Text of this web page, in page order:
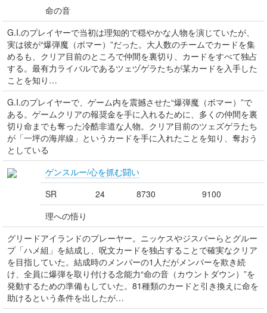
命の音
G.I.のプレイヤーで当初は理知的で穏やかな人物を演じていたが、
実は彼が“爆弾魔（ボマー）”だった。大人数のチームでカードを集
めるも、クリア目前のところで仲間を裏切り、カードをすべて独占
する。最有力ライバルであるツェヅゲラたちが某カードを入手した
ことを知り…
G.I.のプレイヤーで、ゲーム内を震撼させた“爆弾魔（ボマー）”で
ある。ゲームクリアの報奨金を手に入れるために、多くの仲間を裏
切り命までも奪った冷酷非道な人物。クリア目前のツェズゲラたち
が「一坪の海岸線」というカードを手に入れたことを知り、奪おう
としている
ゲンスルー/心を抓む闘い
SR
24 8730
9100
理への悟り
グリードアイランドのプレーヤー。ニッケスやジスパーらとグルー
プ「ハメ組」を結成し、呪文カードを独占することで確実なクリア
を目指していた。結成時のメンバーの1人だがメンバーを欺き続
け、全員に爆弾を取り付ける念能力“命の音（カウントダウン）”を
発動するための準備もしていた。81種類のカードと引き換えに命を
助けるという条件を出したが…